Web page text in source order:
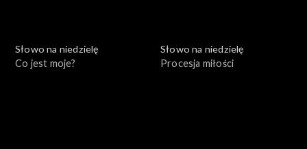
Słowo na niedzielę
Co jest moje?
Słowo na niedzielę
Procesja miłości